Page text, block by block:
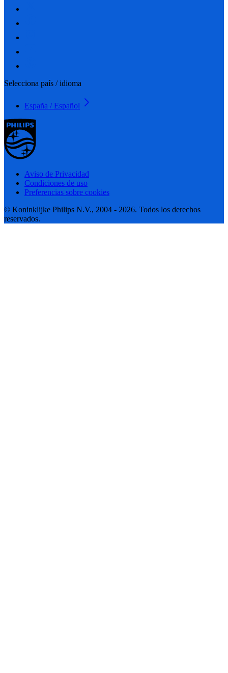
Selecciona país / idioma
España / Español
Aviso de Privacidad
Condiciones de uso
Preferencias sobre cookies
© Koninklijke Philips N.V., 2004 - 2026. Todos los derechos
reservados.